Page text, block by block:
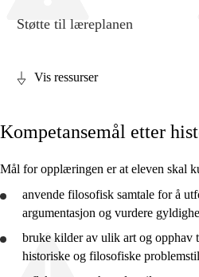
Kjerneelementer
Tverrfaglige temaer
Grunnleggende ferdigheter
Støtte til læreplanen
Vis ressurser
Kompetansemål etter
Mål for opplæringen er at eleven skal
anvende filosofisk samtale for å
argumentasjon og vurdere
bruke kilder av ulik art og opphav
historiske og filosofiske